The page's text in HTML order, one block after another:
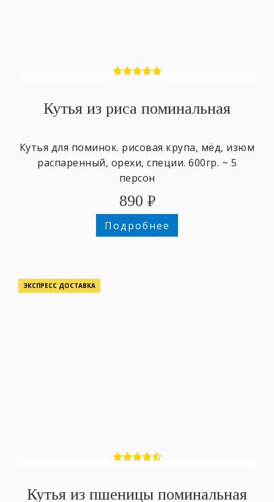
Кутья из риса поминальная
Кутья для поминок. рисовая крупа, мёд, изюм
распаренный, орехи, специи. 600гр. ~ 5
персон
890 ₽
Подробнее
ЭКСПРЕСС ДОСТАВКА
Кутья из пшеницы поминальная